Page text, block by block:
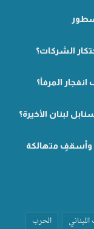
الشركات؟
المرفأ؟
لبنان الأخيرة؟
وأسقفٍ متهالكة
الحرب